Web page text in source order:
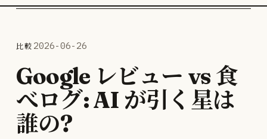
比較 2026-06-26
Google レビュー vs 食
べログ: AI が引く星は
誰の?